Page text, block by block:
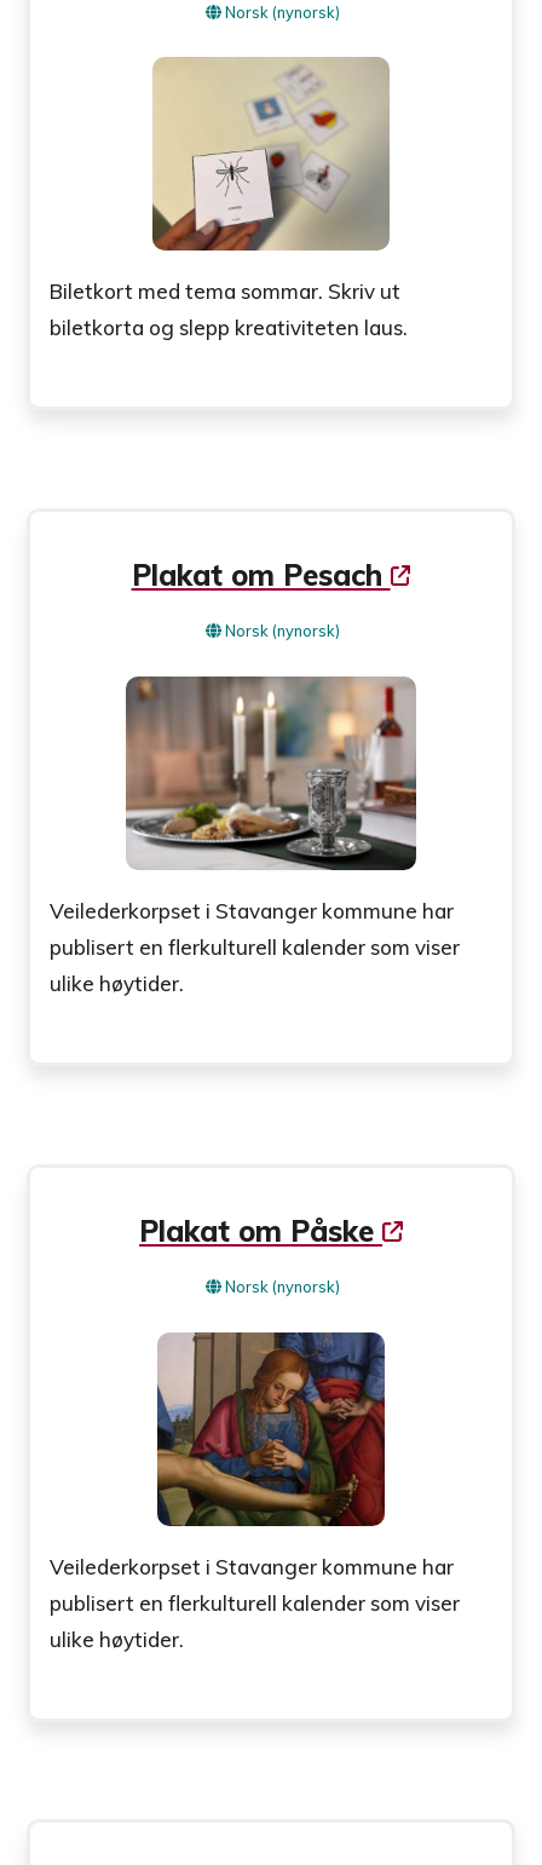
Norsk (nynorsk)
Biletkort med tema sommar. Skriv ut
biletkorta og slepp kreativiteten laus.
Plakat om Pesach
Norsk (nynorsk)
Veilederkorpset i Stavanger kommune har
publisert en flerkulturell kalender som viser
ulike høytider.
Plakat om Påske
Norsk (nynorsk)
Veilederkorpset i Stavanger kommune har
publisert en flerkulturell kalender som viser
ulike høytider.